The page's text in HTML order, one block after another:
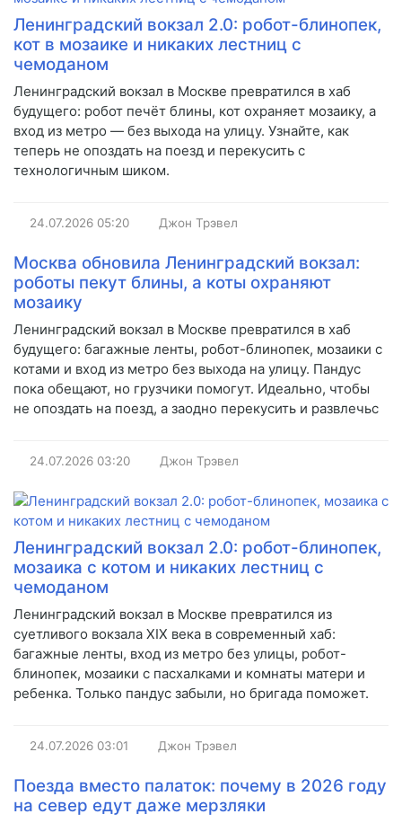
Ленинградский вокзал 2.0: робот-блинопек,
кот в мозаике и никаких лестниц с
чемоданом
Ленинградский вокзал в Москве превратился в хаб
будущего: робот печёт блины, кот охраняет мозаику, а
вход из метро — без выхода на улицу. Узнайте, как
теперь не опоздать на поезд и перекусить с
технологичным шиком.
24.07.2026 05:20 Джон Трэвел
Москва обновила Ленинградский вокзал:
роботы пекут блины, а коты охраняют
мозаику
Ленинградский вокзал в Москве превратился в хаб
будущего: багажные ленты, робот-блинопек, мозаики с
котами и вход из метро без выхода на улицу. Пандус
пока обещают, но грузчики помогут. Идеально, чтобы
не опоздать на поезд, а заодно перекусить и развлечьс
24.07.2026 03:20 Джон Трэвел
Ленинградский вокзал 2.0: робот-блинопек,
мозаика с котом и никаких лестниц с
чемоданом
Ленинградский вокзал в Москве превратился из
суетливого вокзала XIX века в современный хаб:
багажные ленты, вход из метро без улицы, робот-
блинопек, мозаики с пасхалками и комнаты матери и
ребенка. Только пандус забыли, но бригада поможет.
24.07.2026 03:01 Джон Трэвел
Поезда вместо палаток: почему в 2026 году
на север едут даже мерзляки